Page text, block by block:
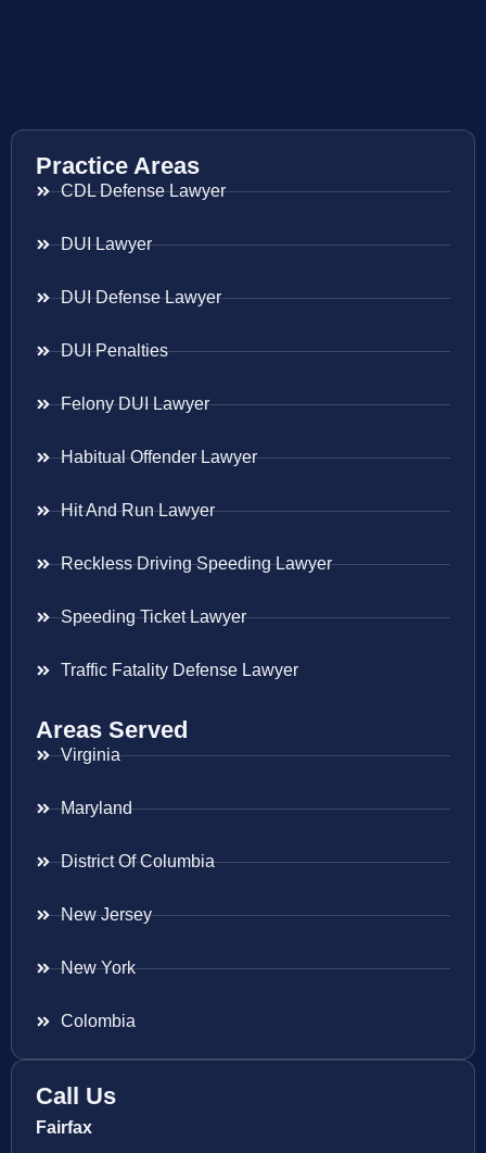
Practice Areas
CDL Defense Lawyer
DUI Lawyer
DUI Defense Lawyer
DUI Penalties
Felony DUI Lawyer
Habitual Offender Lawyer
Hit And Run Lawyer
Reckless Driving Speeding Lawyer
Speeding Ticket Lawyer
Traffic Fatality Defense Lawyer
Areas Served
Virginia
Maryland
District Of Columbia
New Jersey
New York
Colombia
Call Us
Fairfax